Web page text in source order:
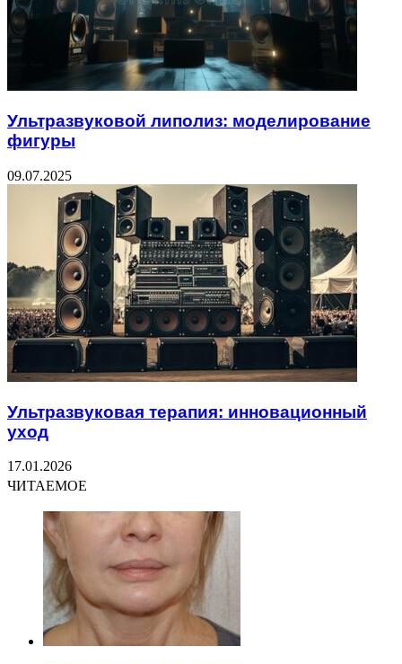
Ультразвуковой липолиз: моделирование
фигуры
09.07.2025
Ультразвуковая терапия: инновационный
уход
17.01.2026
ЧИТАЕМОЕ